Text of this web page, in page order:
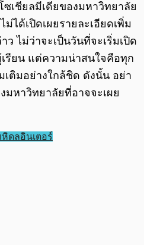
ซเชียลมีเดียของมหาวิทยาลัย
ได้เปิดเผยรายละเอียดเพิ่ม
ว ไม่ว่าจะเป็นวันที่จะเริ่มเปิด
รียน แต่ความน่าสนใจคือทุก
ติมอย่างใกล้ชิด ดังนั้น อย่า
หาวิทยาลัยที่อาจจะเผย
ดลอินเตอร์